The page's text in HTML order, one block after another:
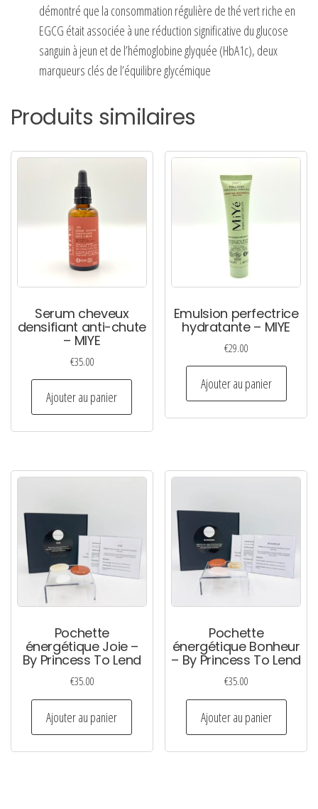
démontré que la consommation régulière de thé vert riche en
EGCG était associée à une réduction significative du glucose
sanguin à jeun et de l’hémoglobine glyquée (HbA1c), deux
marqueurs clés de l’équilibre glycémique
Produits similaires
Serum cheveux
densifiant anti-chute
– MIYE
€35.00
Ajouter au panier
Emulsion perfectrice
hydratante – MIYE
€29.00
Ajouter au panier
Pochette
énergétique Joie –
By Princess To Lend
€35.00
Ajouter au panier
Pochette
énergétique Bonheur
– By Princess To Lend
€35.00
Ajouter au panier